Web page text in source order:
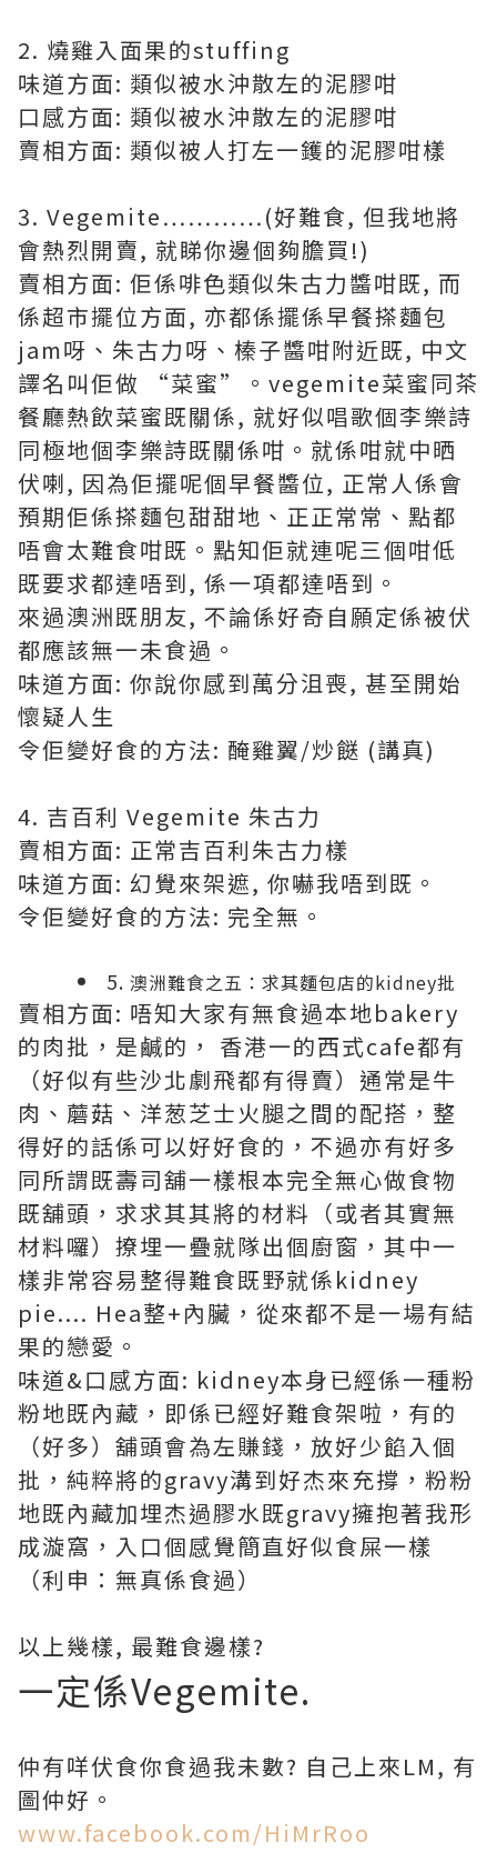
2. 燒雞入面果的stuffing
味道方面: 類似被水沖散左的泥膠咁
口感方面: 類似被水沖散左的泥膠咁
賣相方面: 類似被人打左一鑊的泥膠咁樣
3. Vegemite…………(好難食, 但我地將
會熱烈開賣, 就睇你邊個夠膽買!)
賣相方面: 佢係啡色類似朱古力醬咁既, 而
係超市擺位方面, 亦都係擺係早餐搽麵包
jam呀、朱古力呀、榛子醬咁附近既, 中文
譯名叫佢做 “菜蜜”。vegemite菜蜜同茶
餐廳熱飲菜蜜既關係, 就好似唱歌個李樂詩
同極地個李樂詩既關係咁。就係咁就中晒
伏喇, 因為佢擺呢個早餐醬位, 正常人係會
預期佢係搽麵包甜甜地、正正常常、點都
唔會太難食咁既。點知佢就連呢三個咁低
既要求都達唔到, 係一項都達唔到。
來過澳洲既朋友, 不論係好奇自願定係被伏
都應該無一未食過。
味道方面: 你說你感到萬分沮喪, 甚至開始
懷疑人生
令佢變好食的方法: 醃雞翼/炒餸 (講真)
4. 吉百利 Vegemite 朱古力
賣相方面: 正常吉百利朱古力樣
味道方面: 幻覺來架遮, 你嚇我唔到既。
令佢變好食的方法: 完全無。
5. 澳洲難食之五：求其麵包店的kidney批
賣相方面: 唔知大家有無食過本地bakery
的肉批，是鹹的， 香港一的西式cafe都有
（好似有些沙北劇飛都有得賣）通常是牛
肉、蘑菇、洋葱芝士火腿之間的配搭，整
得好的話係可以好好食的，不過亦有好多
同所謂既壽司舖一樣根本完全無心做食物
既舖頭，求求其其將的材料（或者其實無
材料囉）撩埋一疊就隊出個廚窗，其中一
樣非常容易整得難食既野就係kidney
pie.... Hea整+內臟，從來都不是一場有結
果的戀愛。
味道&口感方面: kidney本身已經係一種粉
粉地既內藏，即係已經好難食架啦，有的
（好多）舖頭會為左賺錢，放好少餡入個
批，純粹將的gravy溝到好杰來充撐，粉粉
地既內藏加埋杰過膠水既gravy擁抱著我形
成漩窩，入口個感覺簡直好似食屎一樣
（利申：無真係食過）
以上幾樣, 最難食邊樣?
一定係Vegemite.
仲有咩伏食你食過我未數? 自己上來LM, 有
圖仲好。
www.facebook.com/HiMrRoo